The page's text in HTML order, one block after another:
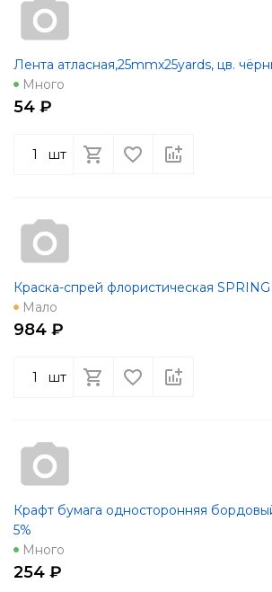
Лента атласная,25mmx25yards, цв.
Много
54 ₽
шт
Краска-спрей флористическая
Мало
984 ₽
шт
Крафт бумага односторонняя
5%
Много
254 ₽